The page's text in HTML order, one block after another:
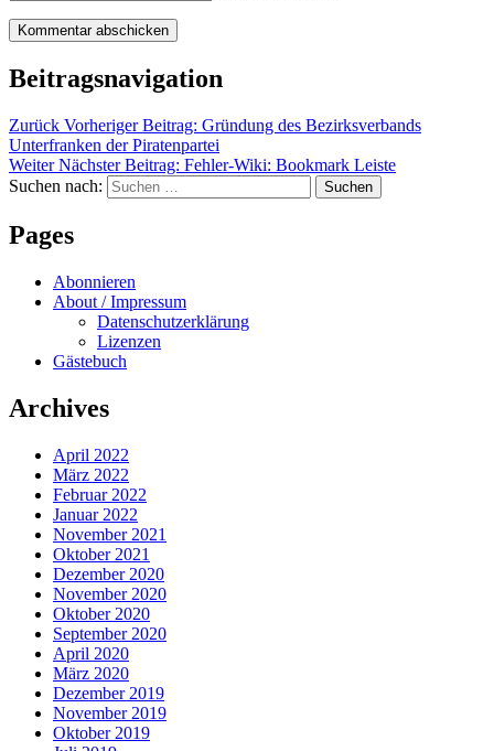
Beitragsnavigation
Zurück Vorheriger Beitrag: Gründung des Bezirksverbands
Unterfranken der Piratenpartei
Weiter Nächster Beitrag: Fehler-Wiki: Bookmark Leiste
Suchen nach:
Suchen
Pages
Abonnieren
About / Impressum
Datenschutzerklärung
Lizenzen
Gästebuch
Archives
April 2022
März 2022
Februar 2022
Januar 2022
November 2021
Oktober 2021
Dezember 2020
November 2020
Oktober 2020
September 2020
April 2020
März 2020
Dezember 2019
November 2019
Oktober 2019